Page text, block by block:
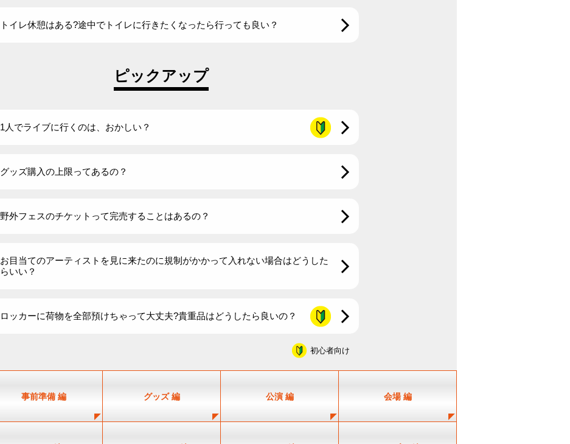
トイレ休憩はある?途中でトイレに行きたくなったら行っても良い？
ピックアップ
1人でライブに行くのは、おかしい？
グッズ購入の上限ってあるの？
野外フェスのチケットって完売することはあるの？
お目当てのアーティストを見に来たのに規制がかかって入れない場合はどうした
らいい？
ロッカーに荷物を全部預けちゃって大丈夫?貴重品はどうしたら良いの？
初心者向け
事前準備 編 グッズ 編 公演 編 会場 編